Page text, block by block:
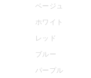
ベージュ
ホワイト
レッド
ブルー
パープル